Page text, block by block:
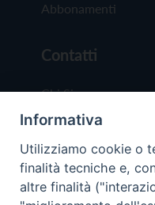
Abbonamenti
Contatti
Chi Siamo
Redazione
Scrivici
Informativa
Utilizziamo cookie o
finalità tecniche e,
altre finalità